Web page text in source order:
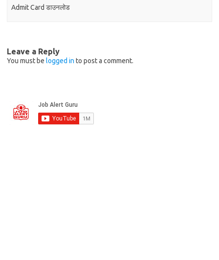
Admit Card डाउनलोड
Leave a Reply
You must be logged in to post a comment.